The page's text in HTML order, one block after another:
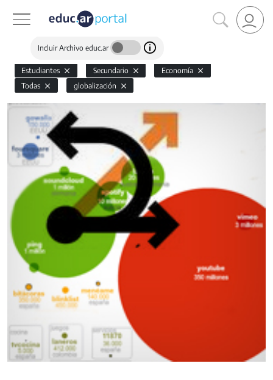
Incluir Archivo educ.ar
Estudiantes Secundario
Economía
Todas
globalización